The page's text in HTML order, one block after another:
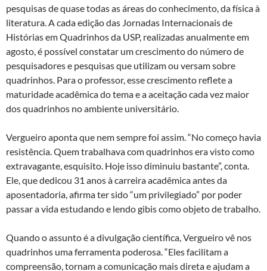
pesquisas de quase todas as áreas do conhecimento, da física à
literatura. A cada edição das Jornadas Internacionais de
Histórias em Quadrinhos da USP, realizadas anualmente em
agosto, é possível constatar um crescimento do número de
pesquisadores e pesquisas que utilizam ou versam sobre
quadrinhos. Para o professor, esse crescimento reflete a
maturidade acadêmica do tema e a aceitação cada vez maior
dos quadrinhos no ambiente universitário.
Vergueiro aponta que nem sempre foi assim. “No começo havia
resistência. Quem trabalhava com quadrinhos era visto como
extravagante, esquisito. Hoje isso diminuiu bastante”, conta.
Ele, que dedicou 31 anos à carreira acadêmica antes da
aposentadoria, afirma ter sido “um privilegiado” por poder
passar a vida estudando e lendo gibis como objeto de trabalho.
Quando o assunto é a divulgação científica, Vergueiro vê nos
quadrinhos uma ferramenta poderosa. “Eles facilitam a
compreensão, tornam a comunicação mais direta e ajudam a